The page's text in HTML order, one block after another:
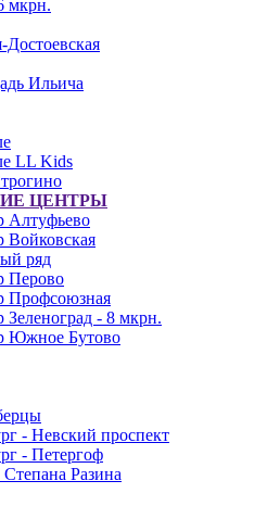
мкрн.
Достоевская
Ильича
LL Kids
ЦЕНТРЫ
Алтуфьево
Войковская
ряд
Перово
Профсоюзная
- 8 мкрн.
Южное Бутово
- Невский проспект
- Петергоф
Разина